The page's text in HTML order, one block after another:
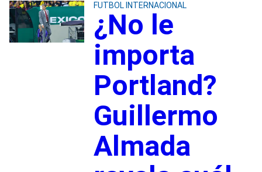
FUTBOL INTERNACIONAL
¿No le
importa
Portland?
Guillermo
Almada